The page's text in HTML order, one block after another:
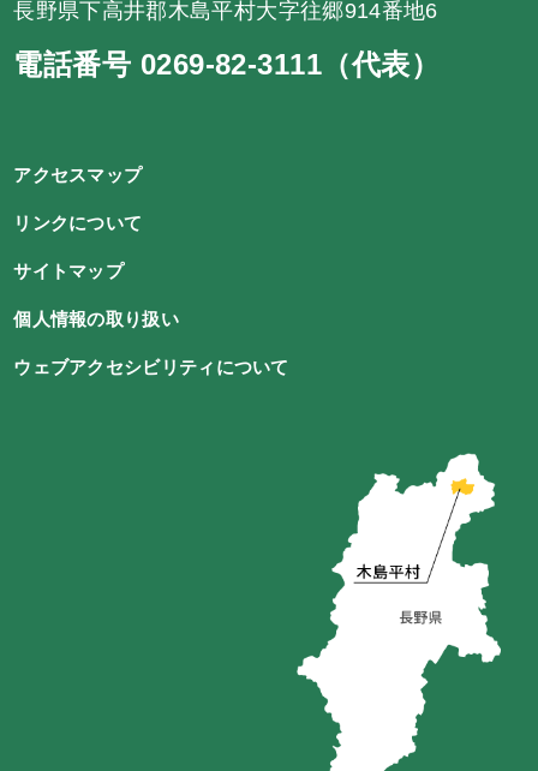
長野県下高井郡木島平村大字往郷914番地6
電話番号 0269-82-3111（代表）
アクセスマップ
リンクについて
サイトマップ
個人情報の取り扱い
ウェブアクセシビリティについて